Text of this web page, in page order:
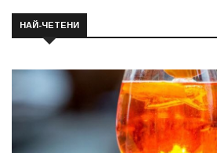
НАЙ-ЧЕТЕНИ